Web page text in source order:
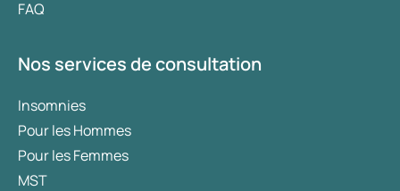
FAQ
Nos services de consultation
Insomnies
Pour les Hommes
Pour les Femmes
MST